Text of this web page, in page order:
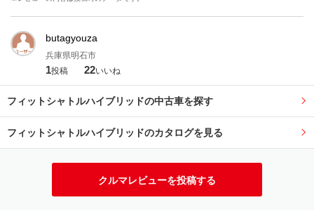
butagyouza
兵庫県明石市
1投稿 22いいね
フィットシャトルハイブリッドの中古車を探す
フィットシャトルハイブリッドのカタログを見る
クルマレビューを投稿する